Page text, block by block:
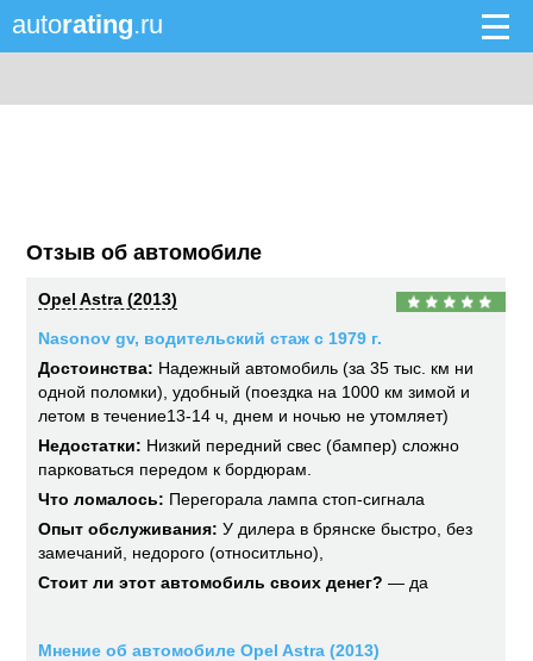
autorating.ru
Отзыв об автомобиле
Opel Astra (2013)
Nasonov gv, водительский стаж с 1979 г.
Достоинства: Надежный автомобиль (за 35 тыс. км ни
одной поломки), удобный (поездка на 1000 км зимой и
летом в течение13-14 ч, днем и ночью не утомляет)
Недостатки: Низкий передний свес (бампер) сложно
парковаться передом к бордюрам.
Что ломалось: Перегорала лампа стоп-сигнала
Опыт обслуживания: У дилера в брянске быстро, без
замечаний, недорого (относитльно),
Стоит ли этот автомобиль своих денег? — да
Мнение об автомобиле Opel Astra (2013)